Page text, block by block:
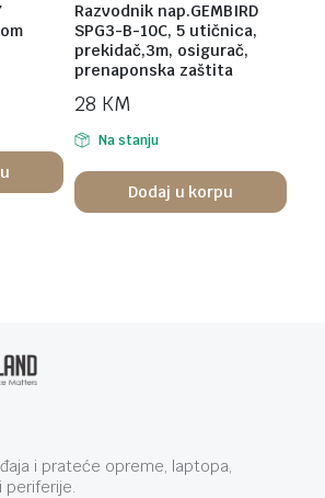
Razvodnik nap.GEMBIRD
SPG3-B-10C, 5 utičnica,
prekidač,3m, osigurač,
prenaponska zaštita
28 KM
Na stanju
Dodaj u korpu
i prateće opreme, laptopa,
periferije.